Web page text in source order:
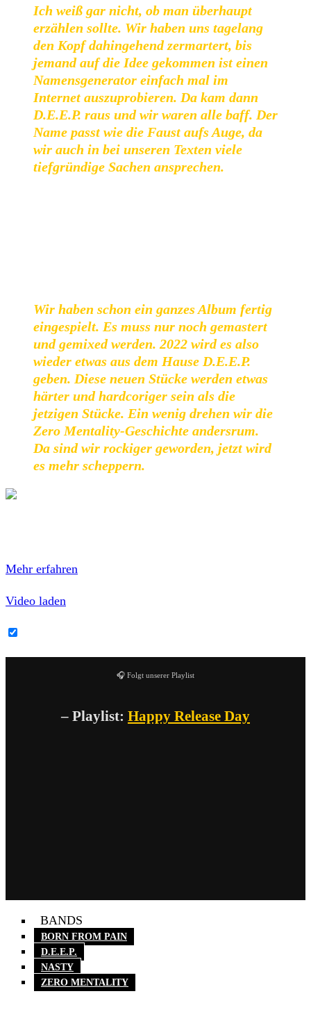
Ich weiß gar nicht, ob man überhaupt
erzählen sollte. Wir haben uns tagelang
den Kopf dahingehend zermartert, bis
jemand auf die Idee gekommen ist einen
Namensgenerator einfach mal im
Internet auszuprobieren. Da kam dann
D.E.E.P. raus und wir waren alle baff. Der
Name passt wie die Faust aufs Auge, da
wir auch in bei unseren Texten viele
tiefgründige Sachen ansprechen.
Wir haben schon ein ganzes Album fertig
eingespielt. Es muss nur noch gemastert
und gemixed werden. 2022 wird es also
wieder etwas aus dem Hause D.E.E.P.
geben. Diese neuen Stücke werden etwas
härter und hardcoriger sein als die
jetzigen Stücke. Ein wenig drehen wir die
Zero Mentality-Geschichte andersrum.
Da sind wir rockiger geworden, jetzt wird
es mehr scheppern.
Mehr erfahren
Video laden
🎧 Folgt unserer Playlist
– Playlist: Happy Release Day
BANDS
BORN FROM PAIN
D.E.E.P.
NASTY
ZERO MENTALITY